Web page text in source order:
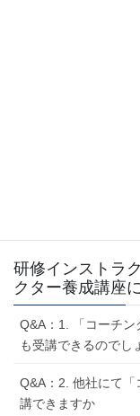
研修インストラ
クター養成講座
Q&A：1. 「コーチ
も受講できるのでし
Q&A：2. 他社にて
講できますか